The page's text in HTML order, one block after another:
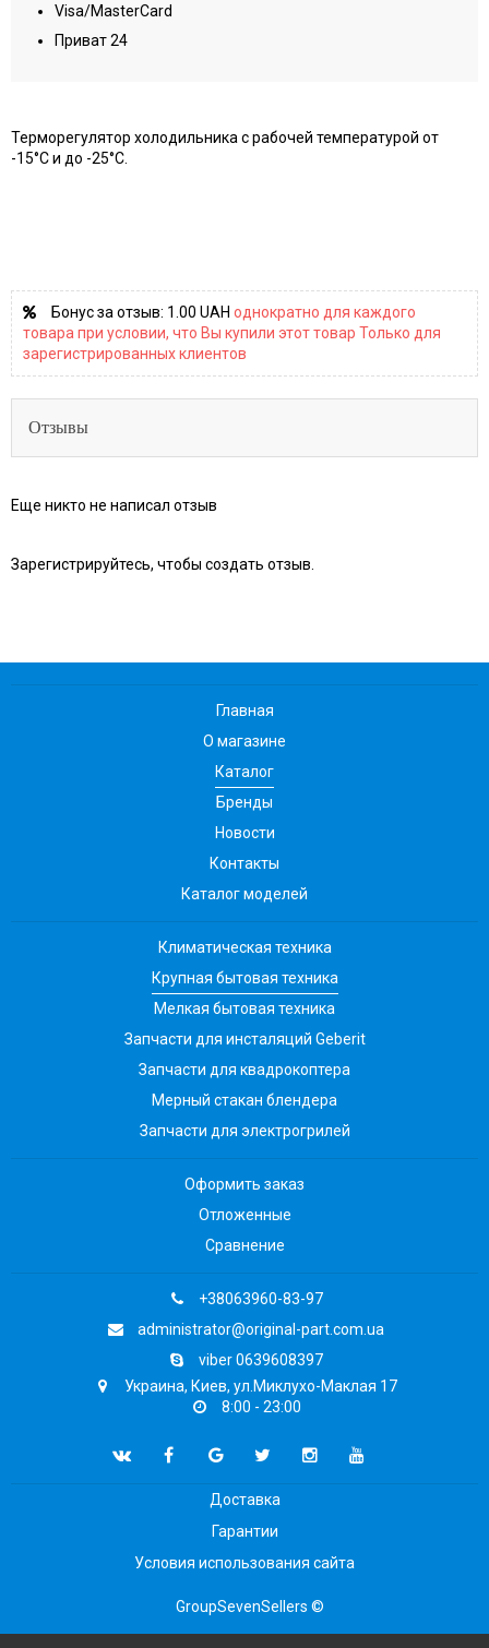
Visa/MasterCard
Приват 24
Терморегулятор холодильника с рабочей температурой от
-15°C и до -25°C.
Бонус за отзыв: 1.00 UAH однократно для каждого
товара при условии, что Вы купили этот товар Только для
зарегистрированных клиентов
Отзывы
Еще никто не написал отзыв
Зарегистрируйтесь, чтобы создать отзыв.
Главная
О магазине
Каталог
Бренды
Новости
Контакты
Каталог моделей
Климатическая техника
Крупная бытовая техника
Мелкая бытовая техника
Запчасти для инсталяций Geberit
Запчасти для квадрокоптера
Мерный стакан блендера
Запчасти для электрогрилей
Оформить заказ
Отложенные
Сравнение
+38063960-83-97
administrator@original-part.com.ua
viber 0639608397
Украина, Киев, ул.Миклухо-Маклая 17
8:00 - 23:00
Доставка
Гарантии
Условия использования сайта
GroupSevenSellers ©